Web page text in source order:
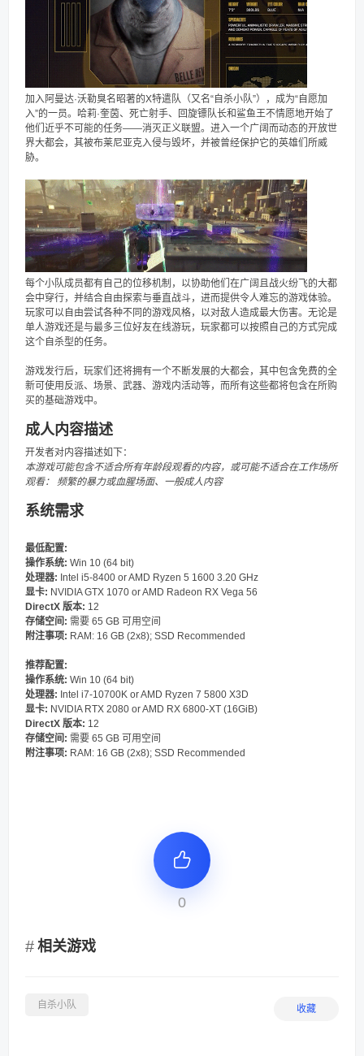
加入阿曼达·沃勒臭名昭著的X特遣队（又名“自杀小队”），成为“自愿加
入”的一员。哈莉·奎茵、死亡射手、回旋镖队长和鲨鱼王不情愿地开始了
他们近乎不可能的任务——消灭正义联盟。进入一个广阔而动态的开放世
界大都会，其被布莱尼亚克入侵与毁坏，并被曾经保护它的英雄们所威
胁。
每个小队成员都有自己的位移机制，以协助他们在广阔且战火纷飞的大都
会中穿行，并结合自由探索与垂直战斗，进而提供令人难忘的游戏体验。
玩家可以自由尝试各种不同的游戏风格，以对敌人造成最大伤害。无论是
单人游戏还是与最多三位好友在线游玩，玩家都可以按照自己的方式完成
这个自杀型的任务。
游戏发行后，玩家们还将拥有一个不断发展的大都会，其中包含免费的全
新可使用反派、场景、武器、游戏内活动等，而所有这些都将包含在所购
买的基础游戏中。
成人内容描述
开发者对内容描述如下：
本游戏可能包含不适合所有年龄段观看的内容，或可能不适合在工作场所
观看： 频繁的暴力或血腥场面、一般成人内容
系统需求
最低配置:
操作系统: Win 10 (64 bit)
处理器: Intel i5-8400 or AMD Ryzen 5 1600 3.20 GHz
显卡: NVIDIA GTX 1070 or AMD Radeon RX Vega 56
DirectX 版本: 12
存储空间: 需要 65 GB 可用空间
附注事项: RAM: 16 GB (2x8); SSD Recommended
推荐配置:
操作系统: Win 10 (64 bit)
处理器: Intel i7-10700K or AMD Ryzen 7 5800 X3D
显卡: NVIDIA RTX 2080 or AMD RX 6800-XT (16GiB)
DirectX 版本: 12
存储空间: 需要 65 GB 可用空间
附注事项: RAM: 16 GB (2x8); SSD Recommended
0
相关游戏
自杀小队 收藏